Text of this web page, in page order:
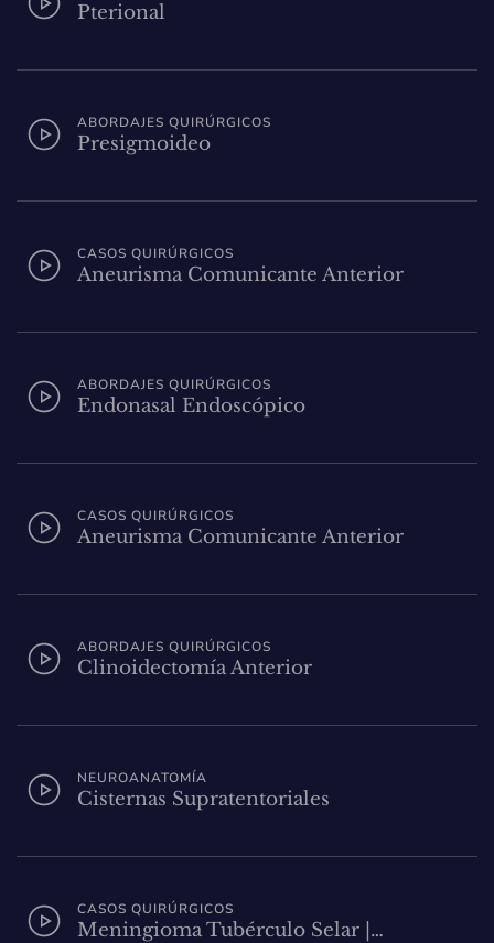
Pterional
ABORDAJES QUIRÚRGICOS
Presigmoideo
CASOS QUIRÚRGICOS
Aneurisma Comunicante Anterior
ABORDAJES QUIRÚRGICOS
Endonasal Endoscópico
CASOS QUIRÚRGICOS
Aneurisma Comunicante Anterior
ABORDAJES QUIRÚRGICOS
Clinoidectomía Anterior
NEUROANATOMÍA
Cisternas Supratentoriales
CASOS QUIRÚRGICOS
Meningioma Tubérculo Selar |…